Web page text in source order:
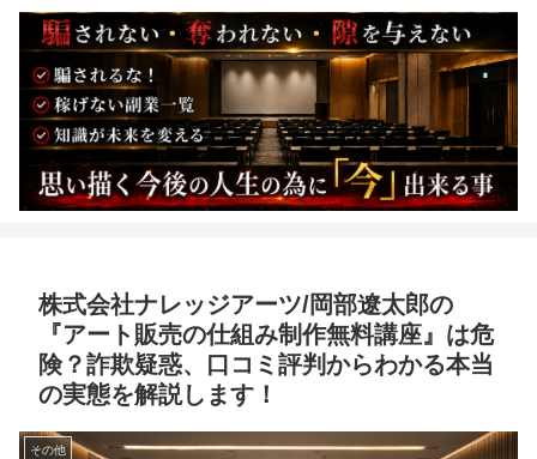
株式会社ナレッジアーツ/岡部遼太郎の
『アート販売の仕組み制作無料講座』は危
険？詐欺疑惑、口コミ評判からわかる本当
の実態を解説します！
その他